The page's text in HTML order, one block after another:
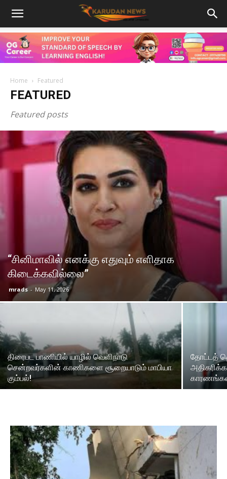
Home Featured
FEATURED
Featured posts
“சினிமாவில் எனக்கு எதுவும் எளிதாக
கிடைக்கவில்லை”
mrads - May 11, 2026
திரைபட பாணியில் யாழில் வெளிநாடு
சென்றவர்களின் காணிகளை சூறையாடும் மாபியா
கும்பல்!
தோட்டத்